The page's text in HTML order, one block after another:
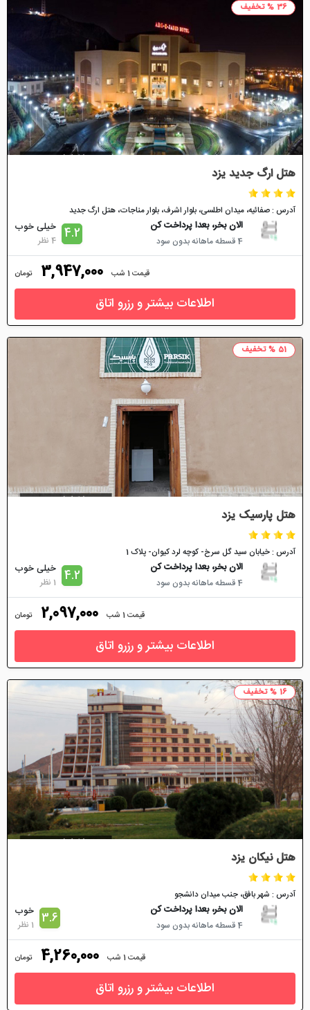
36 % تخفیف
هتل ارگ جدید یزد
آدرس : صفائیه، میدان اطلسی، بلوار اشرف، بلوار مناجات، هتل ارگ جدید
الان بخر، بعدا پرداخت کن
4 قسطه ماهانه بدون سود 4.2 خیلی خوب
4 نظر
قیمت 1 شب 3,947,000 تومان
اطلاعات بیشتر و رزرو اتاق
51 % تخفیف
هتل پارسیک یزد
آدرس : خیابان سید گل سرخ- کوچه لرد کیوان- پلاک 1
الان بخر، بعدا پرداخت کن
4 قسطه ماهانه بدون سود 4.2 خیلی خوب
1 نظر
قیمت 1 شب 2,097,000 تومان
اطلاعات بیشتر و رزرو اتاق
16 % تخفیف
هتل نیکان یزد
آدرس : شهر بافق، جنب ميدان دانشجو
الان بخر، بعدا پرداخت کن
4 قسطه ماهانه بدون سود 3.6 خوب
1 نظر
قیمت 1 شب 4,260,000 تومان
اطلاعات بیشتر و رزرو اتاق